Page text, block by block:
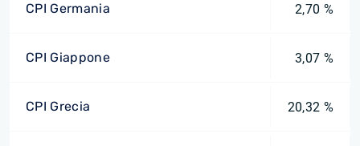
CPI Germania 2,70 %
CPI Giappone 3,07 %
CPI Grecia 20,32 %